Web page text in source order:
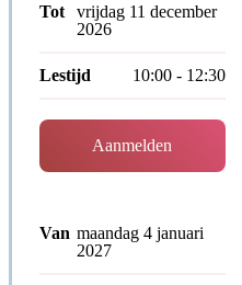
Tot
vrijdag 11 december
2026
Lestijd 10:00 - 12:30
Aanmelden
Van maandag 4 januari
2027